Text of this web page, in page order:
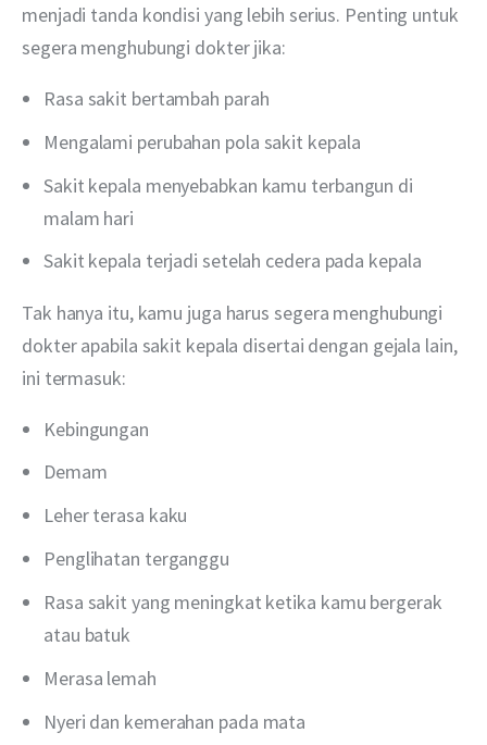
menjadi tanda kondisi yang lebih serius. Penting untuk
segera menghubungi dokter jika:
Rasa sakit bertambah parah
Mengalami perubahan pola sakit kepala
Sakit kepala menyebabkan kamu terbangun di
malam hari
Sakit kepala terjadi setelah cedera pada kepala
Tak hanya itu, kamu juga harus segera menghubungi
dokter apabila sakit kepala disertai dengan gejala lain,
ini termasuk:
Kebingungan
Demam
Leher terasa kaku
Penglihatan terganggu
Rasa sakit yang meningkat ketika kamu bergerak
atau batuk
Merasa lemah
Nyeri dan kemerahan pada mata